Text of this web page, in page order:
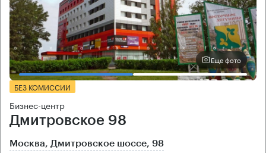
Еще фото
БЕЗ КОМИССИИ
Бизнес-центр
Дмитровское 98
Москва, Дмитровское шоссе, 98